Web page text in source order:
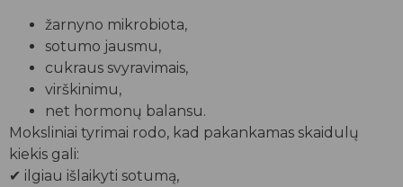
žarnyno mikrobiota,
sotumo jausmu,
cukraus svyravimais,
virškinimu,
net hormonų balansu.
Moksliniai tyrimai rodo, kad pakankamas skaidulų
kiekis gali:
✔ ilgiau išlaikyti sotumą,